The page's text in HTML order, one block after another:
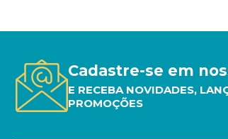
Cadastre-se em
E RECEBA NOVIDADES,
PROMOÇÕES